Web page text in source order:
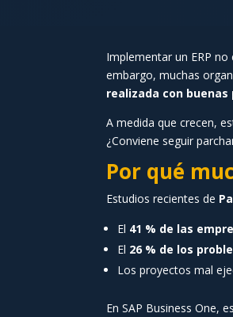
Implementar un ERP
embargo, muchas
realizada con
A medida que crecen,
¿Conviene seguir
Por qué
Estudios recientes de
El 41 % de las
El 26 % de los
Los proyectos mal
En SAP Business One,